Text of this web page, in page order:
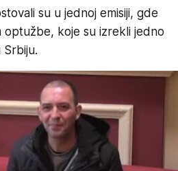
su u jednoj emisiji, gde
optužbe, koje su izrekli jedno
Srbiju.